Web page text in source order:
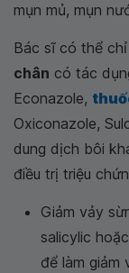
mụn mủ, mụn
Bác sĩ có thể
chân có tác
Econazole,
Oxiconazole,
dung dịch bôi
điều trị triệu
Giảm vảy
salicylic
để làm giảm